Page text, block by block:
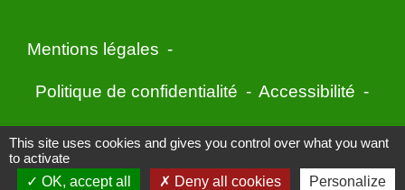
Mentions légales -
Politique de confidentialité - Accessibilité -
Application mobile Localiti - Plan du site -
Gestion des cookies
This site uses cookies and gives you control over what you want
to activate
OK, accept all
Deny all cookies Personalize